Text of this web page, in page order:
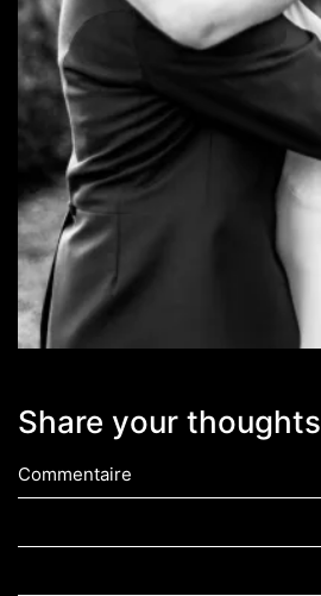
Share your thoughts
Commentaire